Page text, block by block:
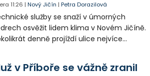
11:26 |Nový Jičín |Petra Dorazilová
služby se snaží v úmorných
osvěžit lidem klima v Novém Jičíně.
denně projíždí ulice nejvíce
zálivky květinových záhonů.
v Příboře se vážně zranil